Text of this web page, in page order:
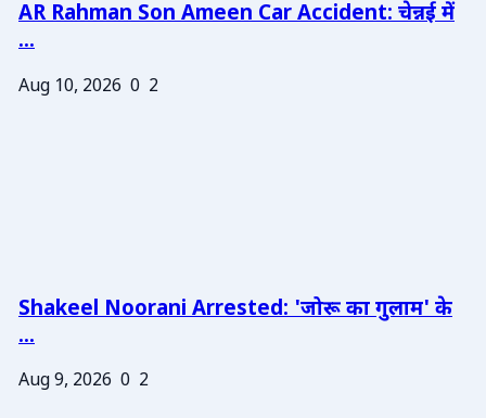
AR Rahman Son Ameen Car Accident: चेन्नई में
...
Aug 10, 2026 0 2
Shakeel Noorani Arrested: 'जोरू का गुलाम' के
...
Aug 9, 2026 0 2